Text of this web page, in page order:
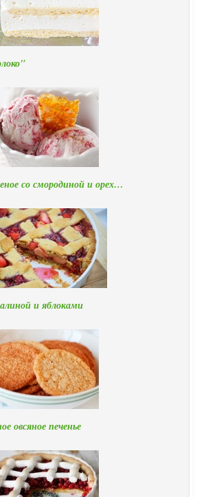
со смородиной и орех…
и яблоками
овсяное печенье